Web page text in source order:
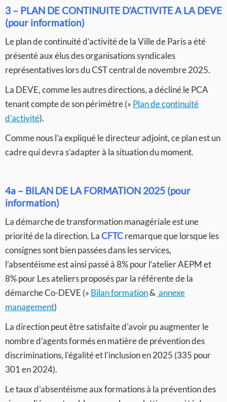
3 – PLAN DE CONTINUITE D’ACTIVITE A LA DEVE
(pour information)
Le plan de continuité d’activité de la Ville de Paris a été
présenté aux élus des organisations syndicales
représentatives lors du CST central de novembre 2025.
La DEVE, comme les autres directions, a décliné le PCA
tenant compte de son périmètre (» Plan de continuité
d’activité).
Comme nous l’a expliqué le directeur adjoint, ce plan est un
cadre qui devra s’adapter à la situation du moment.
4a – BILAN DE LA FORMATION 2025 (pour
information)
La démarche de transformation managériale est une
priorité de la direction. LaCFTCremarque que lorsque les
consignes sont bien passées dans les services,
l’absentéisme est ainsi passé à 8% pour l’atelier AEPM et
8% pour Les ateliers proposés par la référente de la
démarche Co-DEVE (» Bilan formation& annexe
management)
La direction peut être satisfaite d’avoir pu augmenter le
nombre d’agents formés en matière de prévention des
discriminations, l’égalité et l’inclusion en 2025 (335 pour
301 en 2024).
Le taux d’absentéisme aux formations à la prévention des